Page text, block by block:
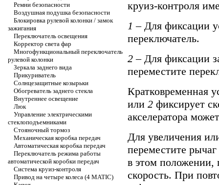
Ремни безопасности
Воздушная подушка безопасности
Блокировка рулевой колонки / замок
зажигания
Переключатель освещения
Корректор света фар
Многофункциональный переключатель
рулевой колонки
Зеркала заднего вида
Прикуриватель
Солнцезащитные козырьки
Обогреватель заднего стекла
Внутреннее освещение
Люк
Управление электрическими
стеклоподъемниками
Стояночный тормоз
Механическая коробка передач
Автоматическая коробка передач
Переключатель режима работы
автоматической коробки передач
Система круиз-контроля
Привод на четыре колеса (4 MATIC)
круиз-контроля
1 – Для фиксации
переключатель.
2 – Для фиксации
переместите
Кратковременная
или 2 фиксирует
акселератора
Для увеличения
переместите
в этом положении,
скорость. При